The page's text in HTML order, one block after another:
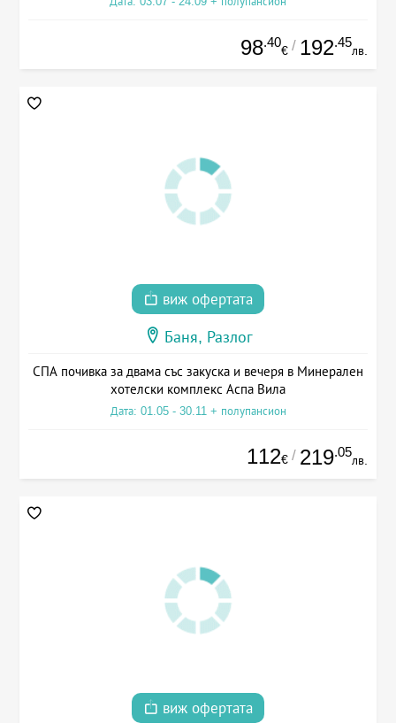
98.40
€ / 192.45
лв.
виж офертата
Баня, Разлог
СПА почивка за двама със закуска и вечеря в Минерален
хотелски комплекс Аспа Вила
Дата: 01.05 - 30.11 + полупансион
112€ / 219.05
лв.
виж офертата